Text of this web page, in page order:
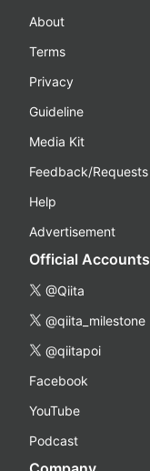
About
Terms
Privacy
Guideline
Media Kit
Feedback/Requests
Help
Advertisement
Official Accounts
@Qiita
@qiita_milestone
@qiitapoi
Facebook
YouTube
Podcast